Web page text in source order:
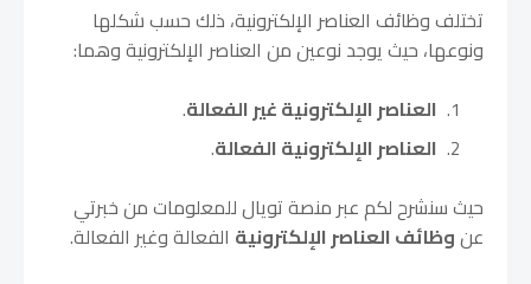
تختلف وظائف العناصر الإلكترونية، ذلك حسب شكلها
ونوعها، حيث يوجد نوعين من العناصر الإلكترونية وهما:
العناصر الإلكترونية غير الفعالة.
العناصر الإلكترونية الفعالة.
حيث سنشرح لكم عبر منصة تويال للمعلومات من خبرتي
عنوظائف العناصر الإلكترونية الفعالة وغير الفعالة.